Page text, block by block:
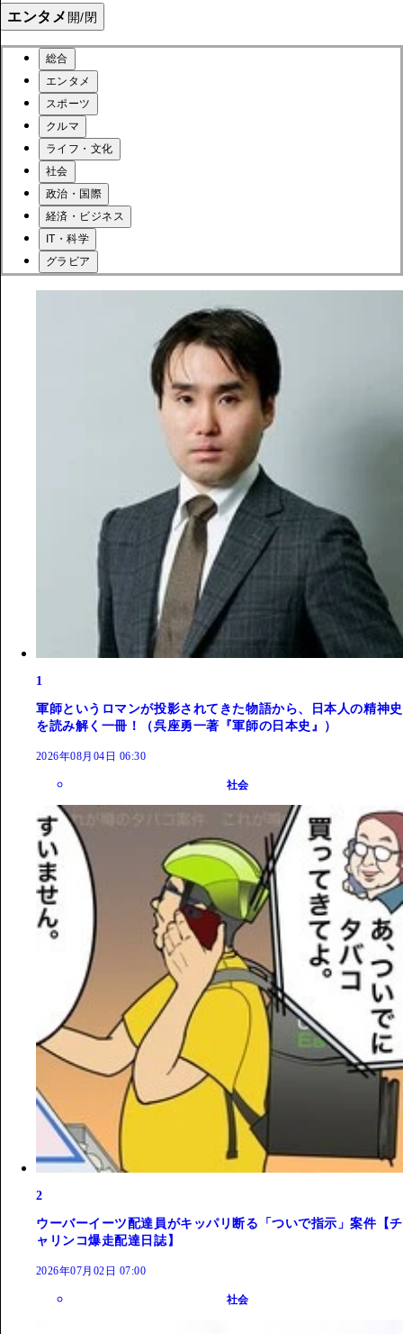
エンタメ 開/閉
総合
エンタメ
スポーツ
クルマ
ライフ・文化
社会
政治・国際
経済・ビジネス
IT・科学
グラビア
1
軍師というロマンが投影されてきた物語から、日本人の精神史
を読み解く一冊！（呉座勇一著『軍師の日本史』）
2026年08月04日 06:30
社会
2
ウーバーイーツ配達員がキッパリ断る「ついで指示」案件【チ
ャリンコ爆走配達日誌】
2026年07月02日 07:00
社会